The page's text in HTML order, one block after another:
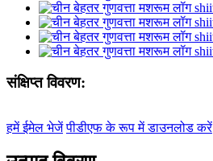
संक्षिप्त विवरण:
हमें ईमेल भेजें पीडीएफ के रूप में डाउनलोड करें